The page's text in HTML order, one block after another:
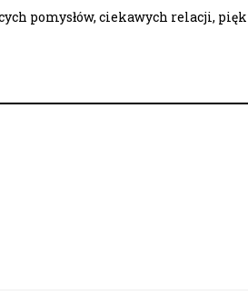
pomysłów, ciekawych relacji,